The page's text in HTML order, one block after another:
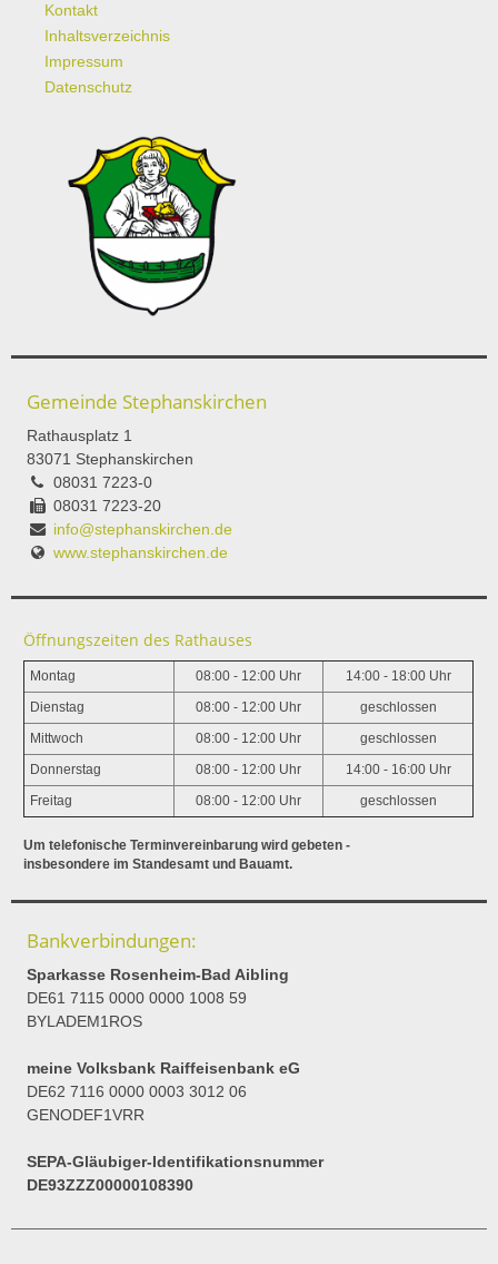
Kontakt
Inhaltsverzeichnis
Impressum
Datenschutz
Gemeinde Stephanskirchen
Rathausplatz 1
83071 Stephanskirchen
08031 7223-0
08031 7223-20
info@stephanskirchen.de
www.stephanskirchen.de
Öffnungszeiten des Rathauses
Montag 08:00 - 12:00 Uhr 14:00 - 18:00 Uhr
Dienstag 08:00 - 12:00 Uhr geschlossen
Mittwoch 08:00 - 12:00 Uhr geschlossen
Donnerstag 08:00 - 12:00 Uhr 14:00 - 16:00 Uhr
Freitag 08:00 - 12:00 Uhr geschlossen
Um telefonische Terminvereinbarung wird gebeten -
insbesondere im Standesamt und Bauamt.
Bankverbindungen:
Sparkasse Rosenheim-Bad Aibling
DE61 7115 0000 0000 1008 59
BYLADEM1ROS
meine Volksbank Raiffeisenbank eG
DE62 7116 0000 0003 3012 06
GENODEF1VRR
SEPA-Gläubiger-Identifikationsnummer
DE93ZZZ00000108390